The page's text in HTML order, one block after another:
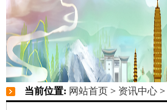
当前位置: 网站首页 > 资讯中心 >